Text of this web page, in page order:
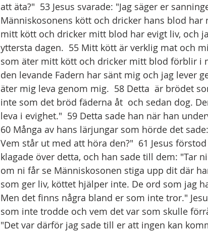
att äta?"  53 Jesus svarade: "Jag säger er
Människosonens kött och dricker hans blod har
mitt kött och dricker mitt blod har evigt liv, och
yttersta dagen.  55 Mitt kött är verklig mat och
som äter mitt kött och dricker mitt blod förblir i
den levande Fadern har sänt mig och jag lever
äter mig leva genom mig.  58 Detta  är brödet
inte som det bröd fäderna åt  och sedan dog.
leva i evighet."  59 Detta sade han när han
60 Många av hans lärjungar som hörde det
Vem står ut med att höra den?"  61 Jesus
klagade över detta, och han sade till dem: "Tar
om ni får se Människosonen stiga upp dit där
som ger liv, köttet hjälper inte. De ord som jag
Men det finns några bland er som inte tror."
som inte trodde och vem det var som skulle
"Det var därför jag sade till er att ingen kan